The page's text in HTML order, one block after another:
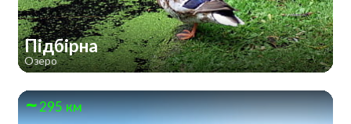
Підбірна
Озеро
295 км